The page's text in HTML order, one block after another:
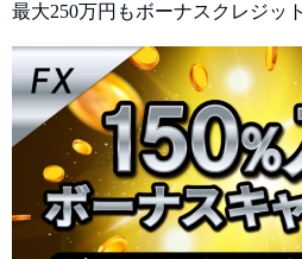
最大250万円もボーナスクレジッ